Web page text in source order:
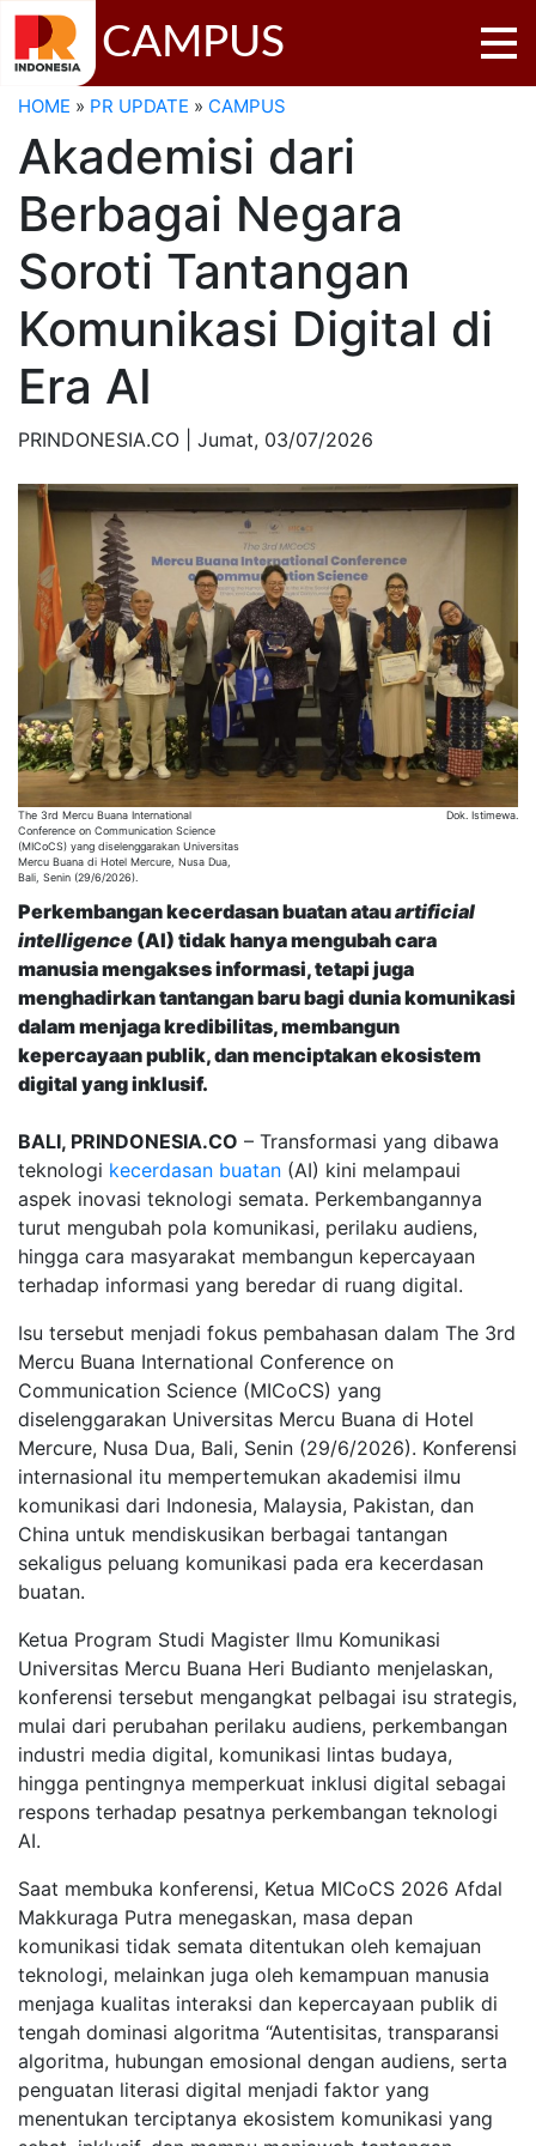
CAMPUS
HOME » PR UPDATE » CAMPUS
Akademisi dari
Berbagai Negara
Soroti Tantangan
Komunikasi Digital di
Era AI
PRINDONESIA.CO | Jumat, 03/07/2026
The 3rd Mercu Buana International
Conference on Communication Science
(MICoCS) yang diselenggarakan Universitas
Mercu Buana di Hotel Mercure, Nusa Dua,
Bali, Senin (29/6/2026).
Dok. Istimewa.
Perkembangan kecerdasan buatan atauartificial
intelligence (AI) tidak hanya mengubah cara
manusia mengakses informasi, tetapi juga
menghadirkan tantangan baru bagi dunia komunikasi
dalam menjaga kredibilitas, membangun
kepercayaan publik, dan menciptakan ekosistem
digital yang inklusif.
BALI, PRINDONESIA.CO – Transformasi yang dibawa
teknologi kecerdasan buatan (AI) kini melampaui
aspek inovasi teknologi semata. Perkembangannya
turut mengubah pola komunikasi, perilaku audiens,
hingga cara masyarakat membangun kepercayaan
terhadap informasi yang beredar di ruang digital.
Isu tersebut menjadi fokus pembahasan dalam The 3rd
Mercu Buana International Conference on
Communication Science (MICoCS) yang
diselenggarakan Universitas Mercu Buana di Hotel
Mercure, Nusa Dua, Bali, Senin (29/6/2026). Konferensi
internasional itu mempertemukan akademisi ilmu
komunikasi dari Indonesia, Malaysia, Pakistan, dan
China untuk mendiskusikan berbagai tantangan
sekaligus peluang komunikasi pada era kecerdasan
buatan.
Ketua Program Studi Magister Ilmu Komunikasi
Universitas Mercu Buana Heri Budianto menjelaskan,
konferensi tersebut mengangkat pelbagai isu strategis,
mulai dari perubahan perilaku audiens, perkembangan
industri media digital, komunikasi lintas budaya,
hingga pentingnya memperkuat inklusi digital sebagai
respons terhadap pesatnya perkembangan teknologi
AI.
Saat membuka konferensi, Ketua MICoCS 2026 Afdal
Makkuraga Putra menegaskan, masa depan
komunikasi tidak semata ditentukan oleh kemajuan
teknologi, melainkan juga oleh kemampuan manusia
menjaga kualitas interaksi dan kepercayaan publik di
tengah dominasi algoritma “Autentisitas, transparansi
algoritma, hubungan emosional dengan audiens, serta
penguatan literasi digital menjadi faktor yang
menentukan terciptanya ekosistem komunikasi yang